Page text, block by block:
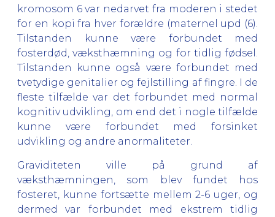
kromosom 6 var nedarvet fra moderen i stedet
for en kopi fra hver forældre (maternel upd (6).
Tilstanden kunne være forbundet med
fosterdød, væksthæmning og for tidlig fødsel.
Tilstanden kunne også være forbundet med
tvetydige genitalier og fejlstilling af fingre. I de
fleste tilfælde var det forbundet med normal
kognitiv udvikling, om end det i nogle tilfælde
kunne være forbundet med forsinket
udvikling og andre anormaliteter.
Graviditeten ville på grund af
væksthæmningen, som blev fundet hos
fosteret, kunne fortsætte mellem 2-6 uger, og
dermed var forbundet med ekstrem tidlig